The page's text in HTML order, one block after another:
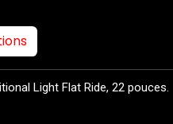
Light Flat Ride, 22 pouces.